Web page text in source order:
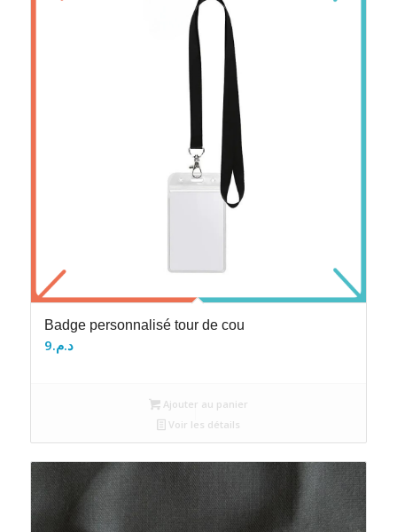
Badge personnalisé tour de cou
د.م.9
Ajouter au panier
Voir les détails